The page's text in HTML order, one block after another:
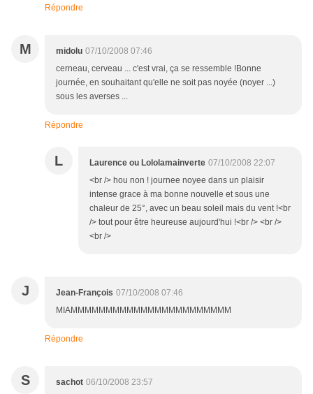
Répondre
M midolu 07/10/2008 07:46
cerneau, cerveau ... c'est vrai, ça se ressemble !Bonne
journée, en souhaitant qu'elle ne soit pas noyée (noyer ...)
sous les averses ...
Répondre
L Laurence ou Lololamainverte 07/10/2008 22:07
<br /> hou non ! journee noyee dans un plaisir
intense grace à ma bonne nouvelle et sous une
chaleur de 25°, avec un beau soleil mais du vent !<br
/> tout pour être heureuse aujourd'hui !<br /> <br />
<br />
J Jean-François 07/10/2008 07:46
MIAMMMMMMMMMMMMMMMMMMMMMMM
Répondre
S sachot 06/10/2008 23:57